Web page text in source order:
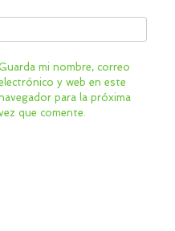
mi nombre, correo
y web en este
para la próxima
que comente.